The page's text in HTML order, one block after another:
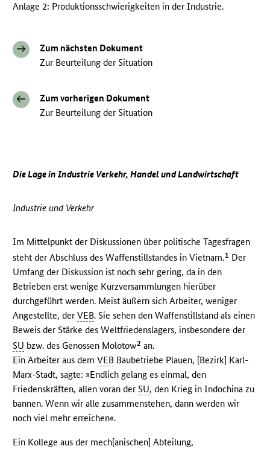
Anlage 2: Produktionsschwierigkeiten in der Industrie.
Zum nächsten Dokument
Zur Beurteilung der Situation
Zum vorherigen Dokument
Zur Beurteilung der Situation
Die Lage in Industrie Verkehr, Handel und Landwirtschaft
Industrie und Verkehr
Im Mittelpunkt der Diskussionen über politische Tagesfragen
steht der Abschluss des Waffenstillstandes in Vietnam.1 Der
Umfang der Diskussion ist noch sehr gering, da in den
Betrieben erst wenige Kurzversammlungen hierüber
durchgeführt werden. Meist äußern sich Arbeiter, weniger
Angestellte, derVEB. Sie sehen den Waffenstillstand als einen
Beweis der Stärke des Weltfriedenslagers, insbesondere der
SU bzw. des Genossen Molotow2 an.
Ein Arbeiter aus demVEB Baubetriebe Plauen, [Bezirk] Karl-
Marx-Stadt, sagte: »Endlich gelang es einmal, den
Friedenskräften, allen voran derSU, den Krieg in Indochina zu
bannen. Wenn wir alle zusammenstehen, dann werden wir
noch viel mehr erreichen«.
Ein Kollege aus der mech[anischen] Abteilung,